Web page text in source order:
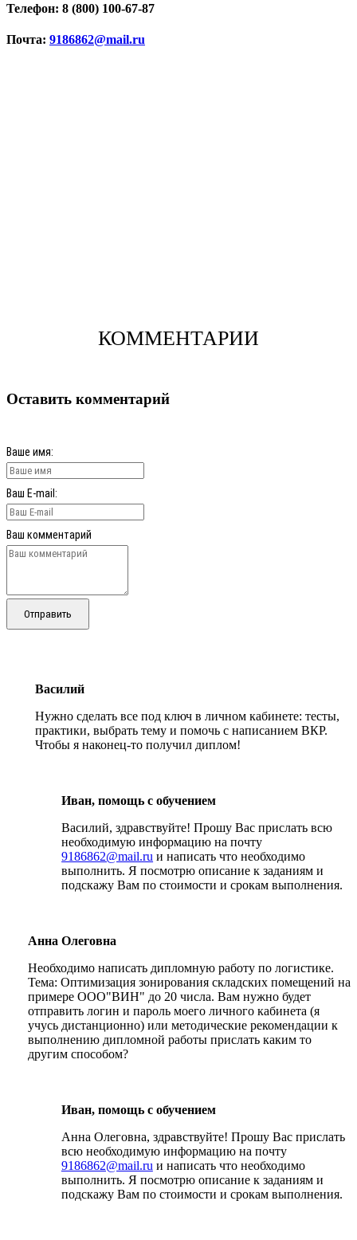
Телефон: 8 (800) 100-67-87
Почта: 9186862@mail.ru
КОММЕНТАРИИ
Оставить комментарий
Ваше имя:
Ваш E-mail:
Ваш комментарий
Отправить
Василий
Нужно сделать все под ключ в личном кабинете: тесты,
практики, выбрать тему и помочь с написанием ВКР.
Чтобы я наконец-то получил диплом!
Иван, помощь с обучением
Василий, здравствуйте! Прошу Вас прислать всю
необходимую информацию на почту
9186862@mail.ru и написать что необходимо
выполнить. Я посмотрю описание к заданиям и
подскажу Вам по стоимости и срокам выполнения.
Анна Олеговна
Необходимо написать дипломную работу по логистике.
Тема: Оптимизация зонирования складских помещений на
примере ООО"ВИН" до 20 числа. Вам нужно будет
отправить логин и пароль моего личного кабинета (я
учусь дистанционно) или методические рекомендации к
выполнению дипломной работы прислать каким то
другим способом?
Иван, помощь с обучением
Анна Олеговна, здравствуйте! Прошу Вас прислать
всю необходимую информацию на почту
9186862@mail.ru и написать что необходимо
выполнить. Я посмотрю описание к заданиям и
подскажу Вам по стоимости и срокам выполнения.